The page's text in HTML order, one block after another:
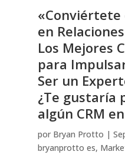
«Conviértete
en
Los Mejores
para
Ser un
¿Te gustaría
algún CRM
por Bryan Protto |
bryanprotto es,